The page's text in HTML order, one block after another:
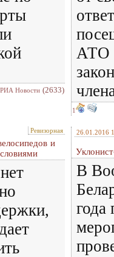
РИА Новости (2633)
АТО
1
Ревизорная
и
26.01.2016
В
года